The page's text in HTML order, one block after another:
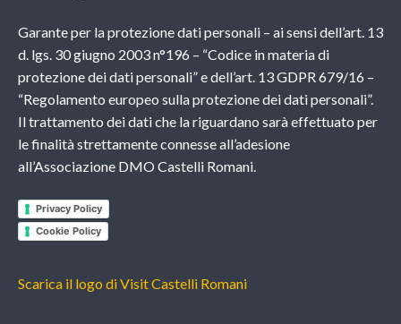
Garante per la protezione dati personali – ai sensi dell’art. 13
d. lgs. 30 giugno 2003 n°196 – “Codice in materia di
protezione dei dati personali” e dell’art. 13 GDPR 679/16 –
“Regolamento europeo sulla protezione dei dati personali”.
Il trattamento dei dati che la riguardano sarà effettuato per
le finalità strettamente connesse all’adesione
all’Associazione DMO Castelli Romani.
Privacy Policy
Cookie Policy
Scarica il logo di Visit Castelli Romani